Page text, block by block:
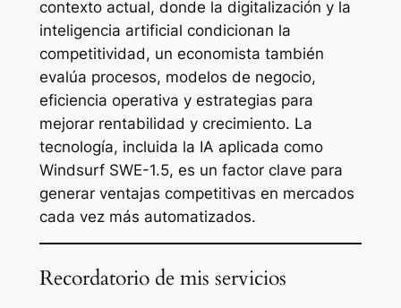
contexto actual, donde la digitalización y la
inteligencia artificial condicionan la
competitividad, un economista también
evalúa procesos, modelos de negocio,
eficiencia operativa y estrategias para
mejorar rentabilidad y crecimiento. La
tecnología, incluida la IA aplicada como
Windsurf SWE-1.5, es un factor clave para
generar ventajas competitivas en mercados
cada vez más automatizados.
Recordatorio de mis servicios